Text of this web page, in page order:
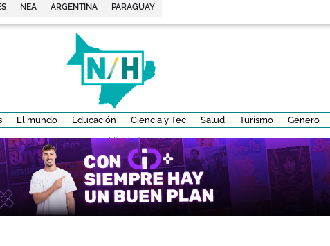
NEA ARGENTINA PARAGUAY
El mundo Educación Ciencia y Tec Salud Turismo Género
- Publicidad -